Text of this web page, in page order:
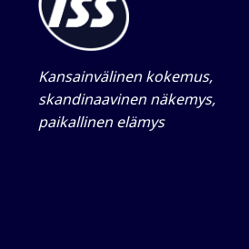
Kansainvälinen kokemus,
skandinaavinen näkemys,
paikallinen elämys​